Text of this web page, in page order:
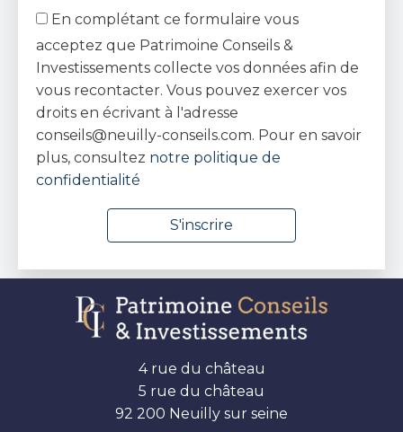
En complétant ce formulaire vous
acceptez que Patrimoine Conseils &
Investissements collecte vos données afin de
vous recontacter. Vous pouvez exercer vos
droits en écrivant à l'adresse
conseils@neuilly-conseils.com. Pour en savoir
plus, consultez notre politique de
confidentialité
4 rue du château
5 rue du château
92 200 Neuilly sur seine